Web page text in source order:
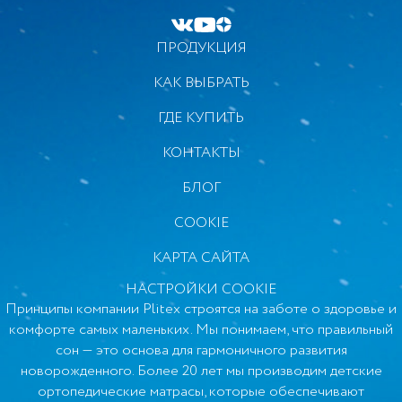
ребенка, позволяя мышцам максимально расслабиться.
Латекс - это натуральный материал, эластичный, упругий,
долговечный, не накапливает пыль, не подвержен
развитию бактерий, пористая структура создает
Нетканый, экологически чистый гипоаллергенный
настилочного и препятствует миграции кокосовых
вместе с тем создает дополнительный комфорт.
Состав Simalfa - безопасный материал
Слои матраса скреплены специальным экологичным
составом Simalfa (производство Швейцария). Состав на
водной основе, без запаха, гипоаллергенен, не содержит
ПРОДУКЦИЯ
КАК ВЫБРАТЬ
ГДЕ КУПИТЬ
КОНТАКТЫ
БЛОГ
COOKIE
КАРТА САЙТА
НАСТРОЙКИ COOKIE
Принципы компании Plitex строятся на заботе о здоровье и
комфорте самых маленьких. Мы понимаем, что правильный
сон — это основа для гармоничного развития
новорожденного. Более 20 лет мы производим детские
ортопедические матрасы, которые обеспечивают